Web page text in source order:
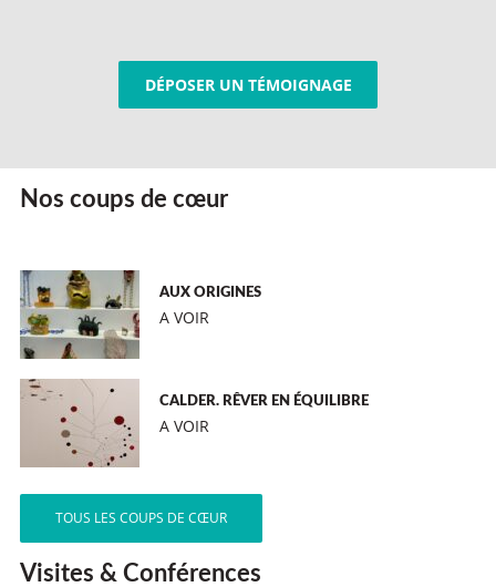
DÉPOSER UN TÉMOIGNAGE
Nos coups de cœur
AUX ORIGINES
A VOIR
CALDER. RÊVER EN ÉQUILIBRE
A VOIR
TOUS LES COUPS DE CŒUR
Visites & Conférences